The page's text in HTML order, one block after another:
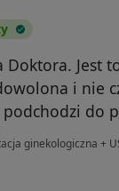
Doktora. Jest
i nie
do
ginekologiczna +